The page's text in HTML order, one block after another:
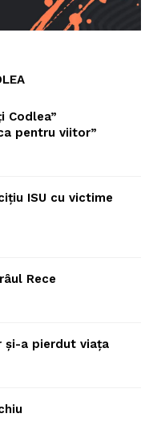
Codlea”
pentru viitor”
ISU cu victime
Rece
și-a pierdut viața